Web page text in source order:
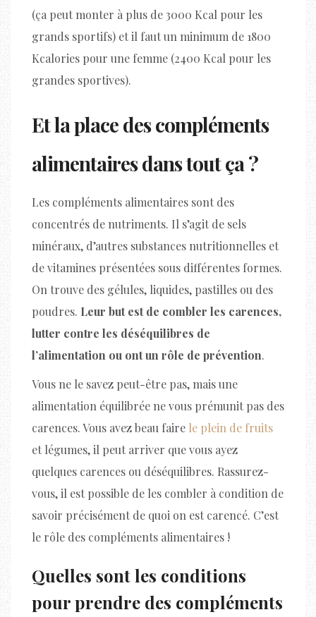
(ça peut monter à plus de 3000 Kcal pour les
grands sportifs) et il faut un minimum de 1800
Kcalories pour une femme (2400 Kcal pour les
grandes sportives).
Et la place des compléments
alimentaires dans tout ça ?
Les compléments alimentaires sont des
concentrés de nutriments. Il s’agit de sels
minéraux, d’autres substances nutritionnelles et
de vitamines présentées sous différentes formes.
On trouve des gélules, liquides, pastilles ou des
poudres. Leur but est de combler les carences,
lutter contre les déséquilibres de
l’alimentation ou ont un rôle de prévention.
Vous ne le savez peut-être pas, mais une
alimentation équilibrée ne vous prémunit pas des
carences. Vous avez beau faire le plein de fruits
et légumes, il peut arriver que vous ayez
quelques carences ou déséquilibres. Rassurez-
vous, il est possible de les combler à condition de
savoir précisément de quoi on est carencé. C’est
le rôle des compléments alimentaires !
Quelles sont les conditions
pour prendre des compléments